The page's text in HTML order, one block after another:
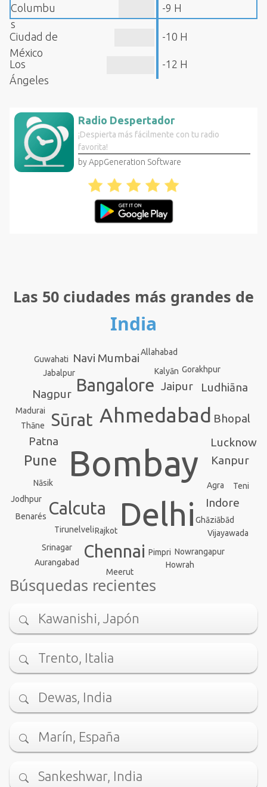
Columbu
s
-9 H
Ciudad de
México
-10 H
Los
Ángeles
-12 H
Radio Despertador
¡Despierta más fácilmente con tu radio
favorita!
by AppGeneration Software
Las 50 ciudades más grandes de
India
Bombay
Delhi
Ahmedabad
Bangalore
Calcuta
Sūrat
Chennai
Pune Kanpur
Jaipur
Navi Mumbai
Lucknow
Nagpur
Indore
Patna
Bhopal
Ludhiāna
Tirunelveli
Agra
Rajkot
Gorakhpur
Nāsik
Pimpri
Kalyān
Thāne
Meerut
Nowrangapur
Ghāziābād
Benarés
Allahabad
Teni
Jabalpur
Howrah
Aurangabad
Srinagar
Jodhpur
Madurai
Guwahati
Vijayawada
Búsquedas recientes
Kawanishi, Japón
Trento, Italia
Dewas, India
Marín, España
Sankeshwar, India